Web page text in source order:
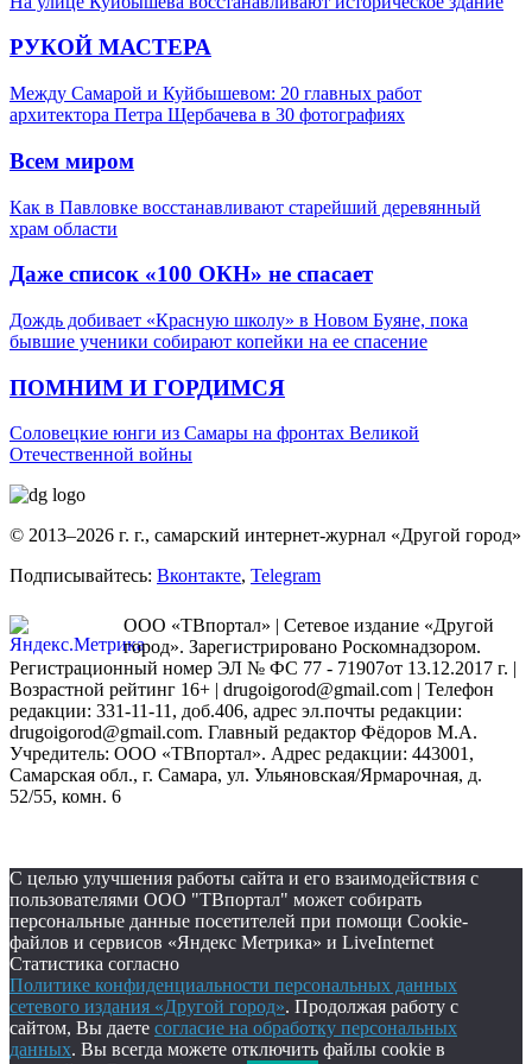
РУКОЙ МАСТЕРА
Между Самарой и Куйбышевом: 20 главных работ
архитектора Петра Щербачева в 30 фотографиях
Всем миром
Как в Павловке восстанавливают старейший деревянный
храм области
Даже список «100 ОКН» не спасает
Дождь добивает «Красную школу» в Новом Буяне, пока
бывшие ученики собирают копейки на ее спасение
ПОМНИМ И ГОРДИМСЯ
Соловецкие юнги из Самары на фронтах Великой
Отечественной войны
© 2013–2026 г. г., самарский интернет-журнал «Другой город»
Подписывайтесь: Вконтакте, Telegram
ООО «ТВпортал» | Сетевое издание «Другой
город». Зарегистрировано Роскомнадзором.
Регистрационный номер ЭЛ № ФС 77 - 71907от 13.12.2017 г. |
Возрастной рейтинг 16+ | drugoigorod@gmail.com | Телефон
редакции: 331-11-11, доб.406, адрес эл.почты редакции:
drugoigorod@gmail.com. Главный редактор Фёдоров М.А.
Учредитель: ООО «ТВпортал». Адрес редакции: 443001,
Самарская обл., г. Самара, ул. Ульяновская/Ярмарочная, д.
52/55, комн. 6
С целью улучшения работы сайта и его взаимодействия с
пользователями ООО "ТВпортал" может собирать
персональные данные посетителей при помощи Cookie-
файлов и сервисов «Яндекс Метрика» и LiveInternet
Статистика согласно
Политике конфиденциальности персональных данных
сетевого издания «Другой город». Продолжая работу с
сайтом, Вы даете согласие на обработку персональных
данных. Вы всегда можете отключить файлы cookie в